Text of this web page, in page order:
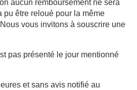
aucun remboursement ne sera
pu être reloué pour la même
vous invitons à souscrire une
pas présenté le jour mentionné
et sans avis notifié au